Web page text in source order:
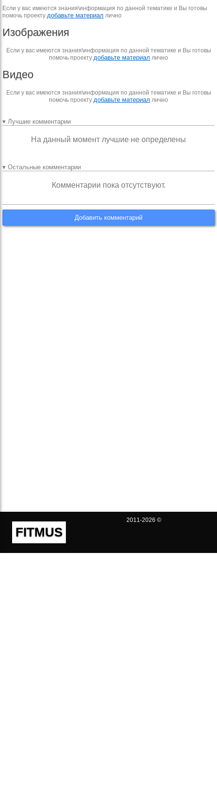
Если у вас имеются знания\информация по данной тематике и Вы готовы
помочь проекту добавьте материал лично
Изображения
Если у вас имеются знания\информация по данной тематике и Вы готовы
помочь проекту добавьте материал лично
Видео
Если у вас имеются знания\информация по данной тематике и Вы готовы
помочь проекту добавьте материал лично
▾ Лучшие комментарии
На данный момент лучшие не определены
▾ Остальные комментарии
Комментарии пока отсутствуют.
Добавить комментарий
FITMUS
2011-2026 ©